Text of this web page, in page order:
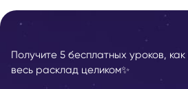
Получите 5 бесплатных уроков,
весь расклад целиком✨